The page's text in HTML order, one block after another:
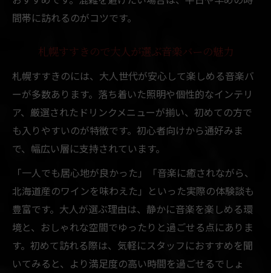
間帯に訪れるのがコツです。
札幌すすきので大人が選ぶ音楽バーの魅力
札幌すすきのには、大人世代が安心して楽しめる音楽バ
ーが多数あります。落ち着いた照明や個性的なインテリ
ア、厳選されたドリンクメニューが揃い、初めての方で
も入りやすいのが特徴です。初心者向けから通好みま
で、幅広い層に支持されています。
「一人でも居心地が良かった」「音楽に癒されながら、
北海道産のワインを味わえた」といった実際の体験談も
豊富です。大人が選ぶ理由は、静かに音楽を楽しめる環
境と、おしゃれな空間でゆったりと過ごせる点にありま
す。初めて訪れる際は、気軽にスタッフにおすすめを聞
いてみると、より満足度の高い時間を過ごせるでしょ